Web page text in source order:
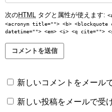
次のHTML タグと属性が使えます:
<acronym title=""> <b>
datetime=""> <em> <i> <q cite="">
新しいコメントをメール
新しい投稿をメールで受